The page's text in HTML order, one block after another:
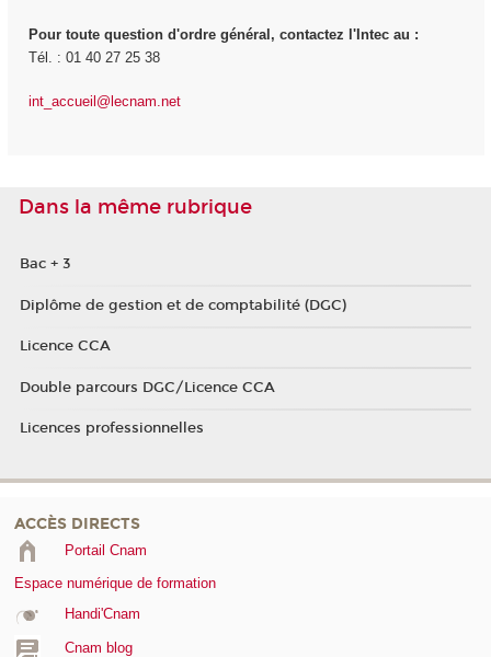
Pour toute question d'ordre général, contactez l'Intec au :
Tél. : 01 40 27 25 38
int_accueil@lecnam.net
Dans la même rubrique
Bac + 3
Diplôme de gestion et de comptabilité (DGC)
Licence CCA
Double parcours DGC/Licence CCA
Licences professionnelles
ACCÈS DIRECTS
Portail Cnam
Espace numérique de formation
Handi'Cnam
Cnam blog